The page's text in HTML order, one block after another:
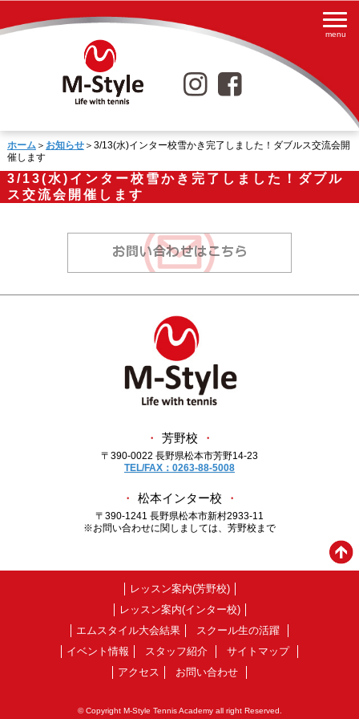
ホーム＞ お知らせ＞3/13(水)インター校雪かき完了しました！ダブルス交流会開
催します
3/13(水)インター校雪かき完了しました！ダブル
ス交流会開催します
・ 芳野校 ・
〒390-0022 長野県松本市芳野14-23
TEL/FAX：0263-88-5008
・ 松本インター校 ・
〒390-1241 長野県松本市新村2933-11
※お問い合わせに関しましては、芳野校まで
レッスン案内(芳野校)
レッスン案内(インター校)
エムスタイル大会結果
スクール生の活躍
イベント情報
スタッフ紹介
サイトマップ
アクセス
お問い合わせ
© Copyright M-Style Tennis Academy all right Reserved.